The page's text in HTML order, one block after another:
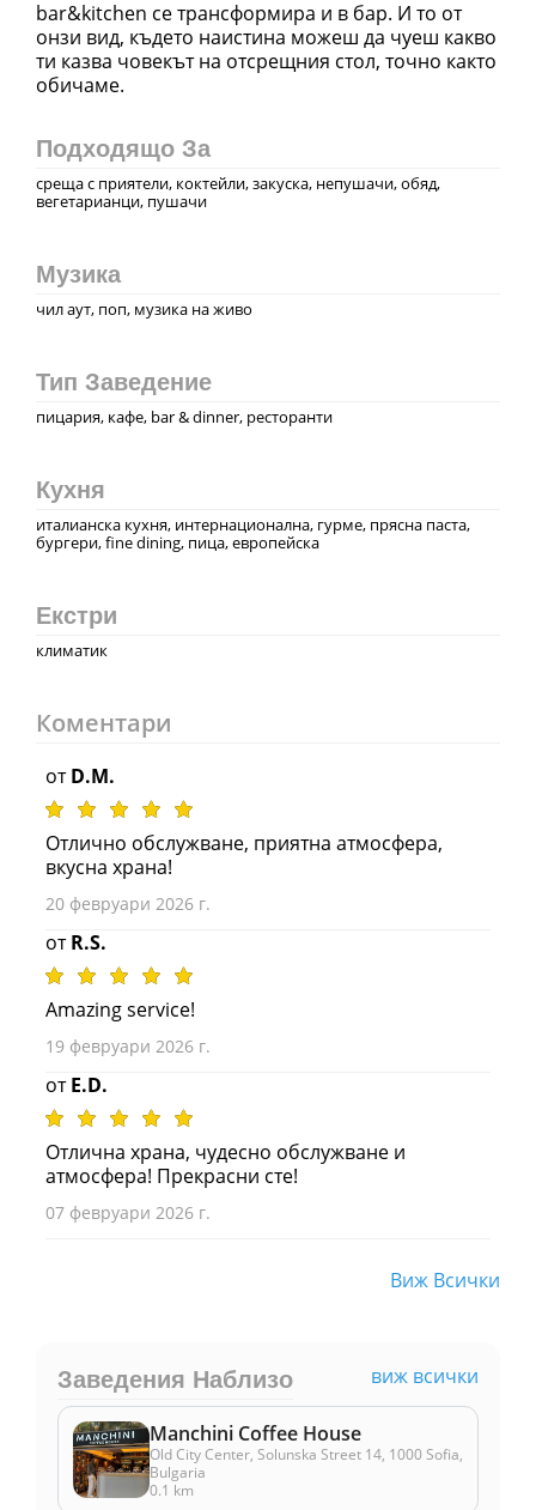
bar&kitchen се трансформира и в бар. И то от
онзи вид, където наистина можеш да чуеш какво
ти казва човекът на отсрещния стол, точно както
обичаме.
Подходящо За
среща с приятели, коктейли, закуска, непушачи, обяд,
вегетарианци, пушачи
Музика
чил аут, поп, музика на живо
Тип Заведение
пицария, кафе, bar & dinner, ресторанти
Кухня
италианска кухня, интернационална, гурме, прясна паста,
бургери, fine dining, пица, европейска
Екстри
климатик
Коментари
отD.M.
Отлично обслужване, приятна атмосфера,
вкусна храна!
20 февруари 2026 г.
отR.S.
Amazing service!
19 февруари 2026 г.
отE.D.
Отлична храна, чудесно обслужване и
атмосфера! Прекрасни сте!
07 февруари 2026 г.
Виж Всички
Заведения Наблизо виж всички
Manchini Coffee House
Old City Center, Solunska Street 14, 1000 Sofia,
Bulgaria
0.1 km